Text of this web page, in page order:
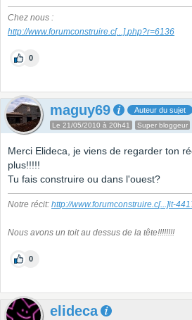
Chez nous :
http://www.forumconstruire.c[...].php?r=6136
0
maguy69 Auteur du sujet
Le 21/05/2010 à 20h41 Super bloggeur
Merci Elideca, je viens de regarder ton
plus!!!!!
Tu fais construire ou dans l'ouest?
Notre récit: http://www.forumconstruire.c[...]it-
Nous avons un toit au dessus de la tête!!!!!!!!
0
elideca